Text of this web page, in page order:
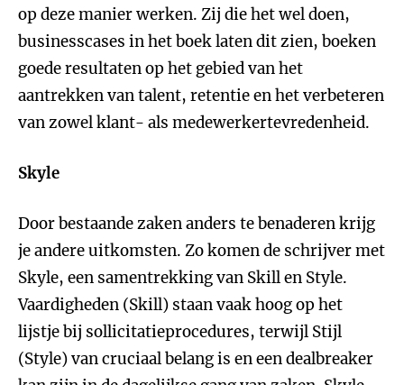
op deze manier werken. Zij die het wel doen,
businesscases in het boek laten dit zien, boeken
goede resultaten op het gebied van het
aantrekken van talent, retentie en het verbeteren
van zowel klant- als medewerkertevredenheid.
Skyle
Door bestaande zaken anders te benaderen krijg
je andere uitkomsten. Zo komen de schrijver met
Skyle, een samentrekking van Skill en Style.
Vaardigheden (Skill) staan vaak hoog op het
lijstje bij sollicitatieprocedures, terwijl Stijl
(Style) van cruciaal belang is en een dealbreaker